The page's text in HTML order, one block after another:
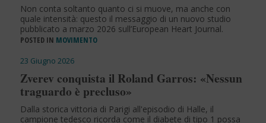
Non conta soltanto quanto ci si muove, ma anche con
quale intensità: questo il messaggio di un nuovo studio
pubblicato a marzo 2026 sull’European Heart Journal.
POSTED IN MOVIMENTO
23 Giugno 2026
Zverev conquista il Roland Garros: «Nessun
traguardo è precluso»
Dalla storica vittoria di Parigi all'episodio di Halle, il
campione tedesco ricorda come il diabete di tipo 1 possa